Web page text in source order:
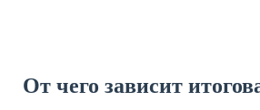
От чего зависит